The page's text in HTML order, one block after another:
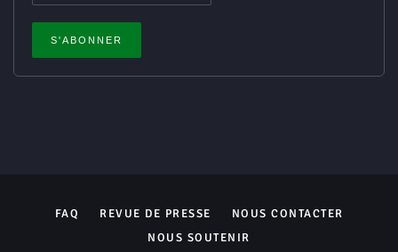
FAQ REVUE DE PRESSE
NOUS CONTACTER
NOUS SOUTENIR